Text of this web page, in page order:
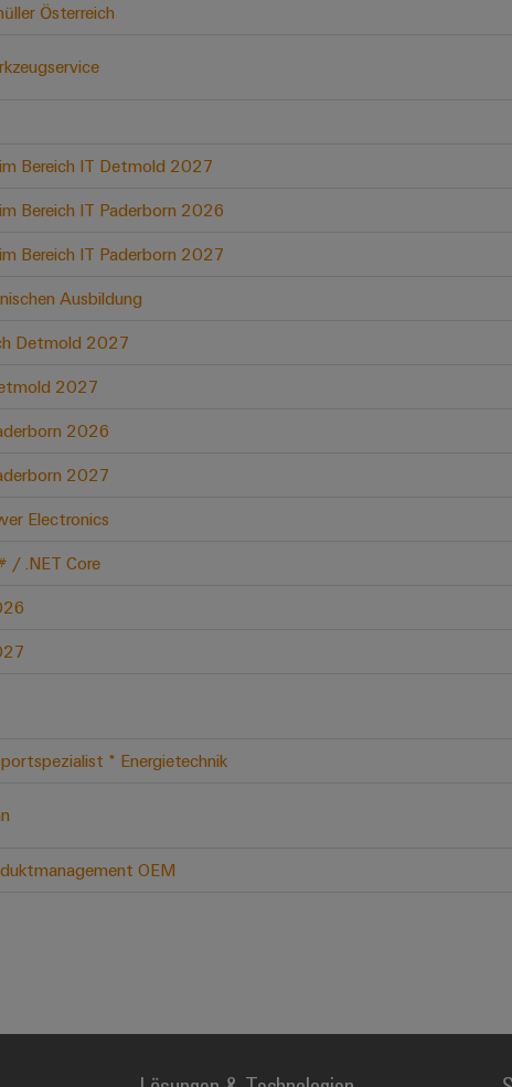
Österreich
Bereich IT Detmold 2027
Bereich IT Paderborn 2026
Bereich IT Paderborn 2027
Ausbildung
Detmold 2027
2027
2026
2027
Electronics
/ .NET Core
* Energietechnik
OEM